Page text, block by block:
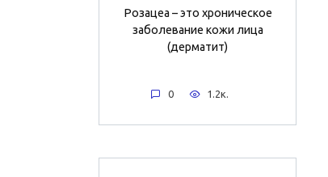
Розацеа – это хроническое
заболевание кожи лица
(дерматит)
0 1.2к.